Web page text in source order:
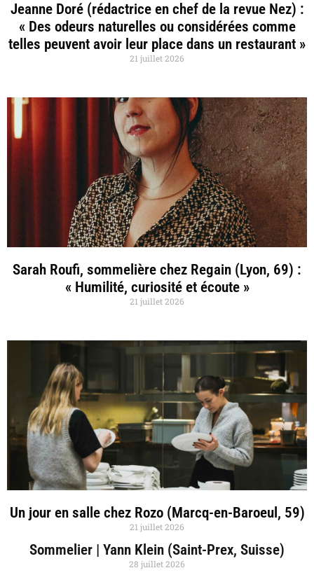
Jeanne Doré (rédactrice en chef de la revue Nez) :
« Des odeurs naturelles ou considérées comme
telles peuvent avoir leur place dans un restaurant »
21 juillet 2026
Sarah Roufi, sommelière chez Regain (Lyon, 69) :
« Humilité, curiosité et écoute »
21 juillet 2026
Un jour en salle chez Rozo (Marcq-en-Baroeul, 59)
21 juillet 2026
Sommelier | Yann Klein (Saint-Prex, Suisse)
28 juillet 2026